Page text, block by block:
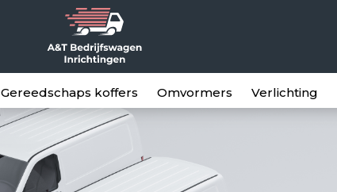
Gereedschaps koffers Omvormers Verlichting